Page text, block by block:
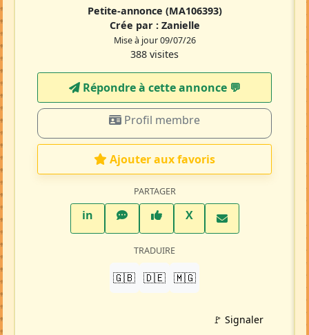
Petite-annonce (MA106393)
Crée par : Zanielle
Mise à jour 09/07/26
388 visites
Répondre à cette annonce 💬​
Profil membre
Ajouter aux favoris
PARTAGER
inLinkedInWhatsAppFacebook
XTwitter X
TRADUIRE
🇬🇧 🇩🇪 🇲🇬
🚩 Signaler